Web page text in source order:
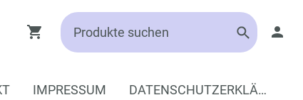
IMPRESSUM DATENSCHUTZERKLÄRUNG